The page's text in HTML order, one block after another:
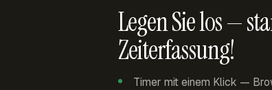
Legen Sie los —
Zeiterfassung!
Timer mit einem Klick —